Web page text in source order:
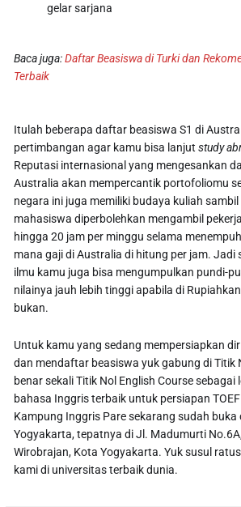
gelar sarjana
Baca juga:Daftar Beasiswa di Turki dan
Terbaik
Itulah beberapa daftar beasiswa S1 di
pertimbangan agar kamu bisa lanjutstudy
Reputasi internasional yang mengesankan
Australia akan mempercantik portofoliomu
negara ini juga memiliki budaya kuliah sambil
mahasiswa diperbolehkan mengambil
hingga 20 jam per minggu selama
mana gaji di Australia di hitung per jam. Jadi
ilmu kamu juga bisa mengumpulkan pundi-
nilainya jauh lebih tinggi apabila di
bukan.
Untuk kamu yang sedang mempersiapkan
dan mendaftar beasiswa yuk gabung di Titik
benar sekali Titik Nol English Course sebagai
bahasa Inggris terbaik untuk persiapan
Kampung Inggris Pare sekarang sudah buka
Yogyakarta, tepatnya di Jl. Madumurti
Wirobrajan, Kota Yogyakarta. Yuk susul
kami di universitas terbaik dunia.